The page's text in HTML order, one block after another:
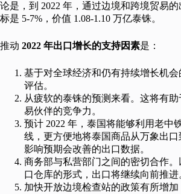
论是，到 2022 年，通过边境和跨境贸易的
标是 5-7%，价值 1.08-1.10 万亿泰铢。
推动 2022 年出口增长的支持因素是：
基于对全球经济和仍有持续增长机
评估。
从疲软的泰铢的预测来看。这将有
易伙伴的竞争力。
预计 2022 年，泰国将能够利用老中
线，更方便地将泰国商品从万象出
影响预期会改善的出口数据。
商务部与私营部门之间的密切合作。
口仓库的形式，出口将继续向前推进
加快开放边境检查站的政策有所增加